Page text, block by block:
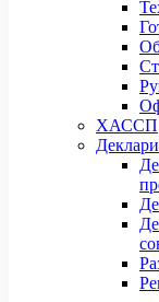
ХАССП